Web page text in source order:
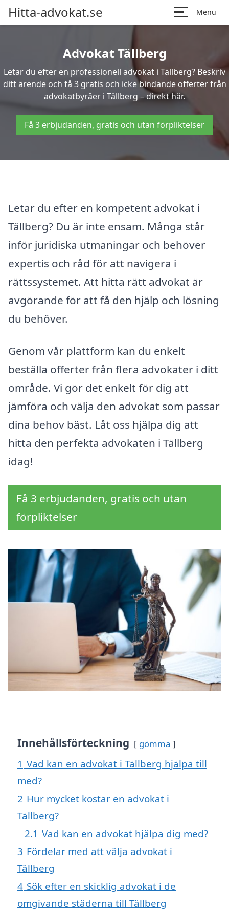
Hitta-advokat.se Menu
Advokat Tällberg
Letar du efter en professionell advokat i Tällberg? Beskriv
ditt ärende och få 3 gratis och icke bindande offerter från
advokatbyråer i Tällberg – direkt här.
Få 3 erbjudanden, gratis och utan förpliktelser
Letar du efter en kompetent advokat i
Tällberg? Du är inte ensam. Många står
inför juridiska utmaningar och behöver
expertis och råd för att navigera i
rättssystemet. Att hitta rätt advokat är
avgörande för att få den hjälp och lösning
du behöver.
Genom vår plattform kan du enkelt
beställa offerter från flera advokater i ditt
område. Vi gör det enkelt för dig att
jämföra och välja den advokat som passar
dina behov bäst. Låt oss hjälpa dig att
hitta den perfekta advokaten i Tällberg
idag!
Få 3 erbjudanden, gratis och utan
förpliktelser
Innehållsförteckning gömma
1 Vad kan en advokat i Tällberg hjälpa till
med?
2 Hur mycket kostar en advokat i
Tällberg?
2.1 Vad kan en advokat hjälpa dig med?
3 Fördelar med att välja advokat i
Tällberg
4 Sök efter en skicklig advokat i de
omgivande städerna till Tällberg